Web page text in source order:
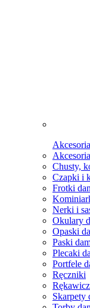
Chusty,
Czapki i
Frotki
Nerki i
Okulary
Opaski
Paski
Plecaki
Portfele
Ręczniki
Skarpety